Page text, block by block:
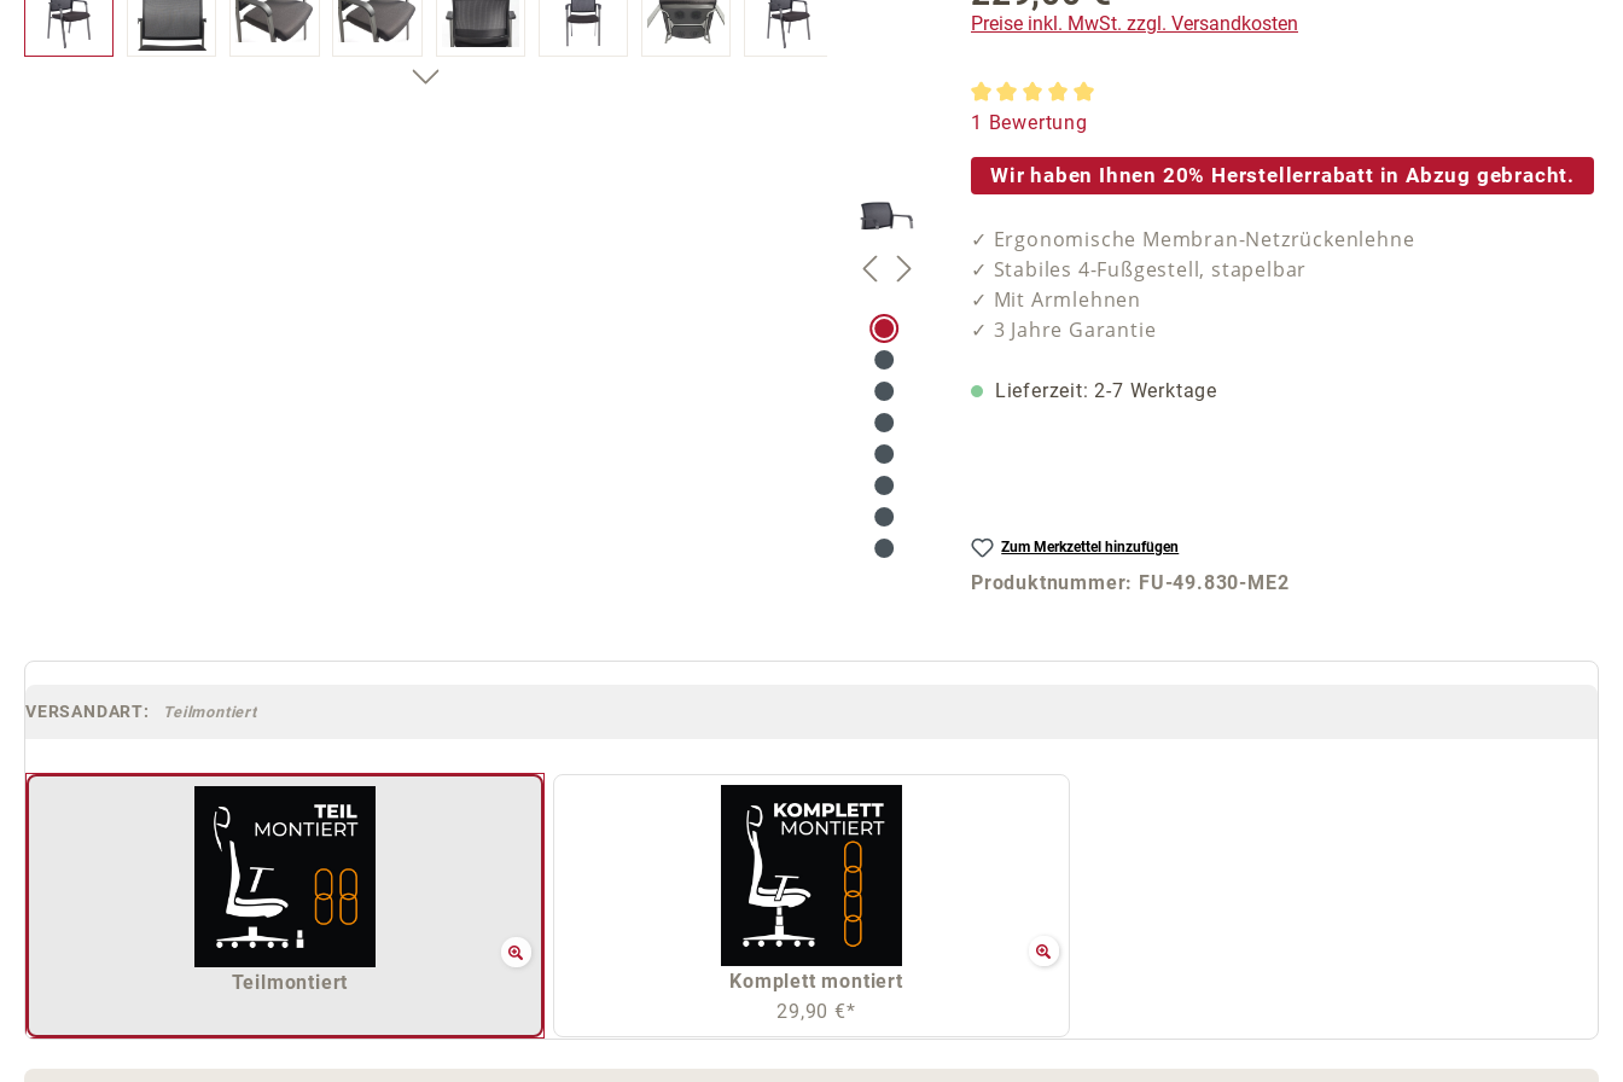
Preise inkl. MwSt. zzgl. Versandkosten
Durchschnittliche Bewertung von 5 von 5 Sternen
1 Bewertung
Wir haben Ihnen 20% Herstellerrabatt in Abzug gebracht.
✓ Ergonomische Membran-Netzrückenlehne
✓ Stabiles 4-Fußgestell, stapelbar
✓ Mit Armlehnen
✓ 3 Jahre Garantie
Lieferzeit: 2-7 Werktage
Zum Merkzettel hinzufügen
Produktnummer: FU-49.830-ME2
VERSANDART: Teilmontiert
Teilmontiert
Komplett montiert
29,90 €*